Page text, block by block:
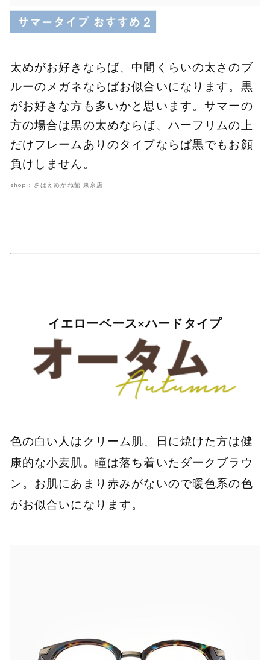
太めがお好きならば、中間くらいの太さのブ
ルーのメガネならばお似合いになります。黒
がお好きな方も多いかと思います。サマーの
方の場合は黒の太めならば、ハーフリムの上
だけフレームありのタイプならば黒でもお顔
負けしません。
shop : さばえめがね館 東京店
イエローベース×ハードタイプ
色の白い人はクリーム肌、日に焼けた方は健
康的な小麦肌。瞳は落ち着いたダークブラウ
ン。お肌にあまり赤みがないので暖色系の色
がお似合いになります。